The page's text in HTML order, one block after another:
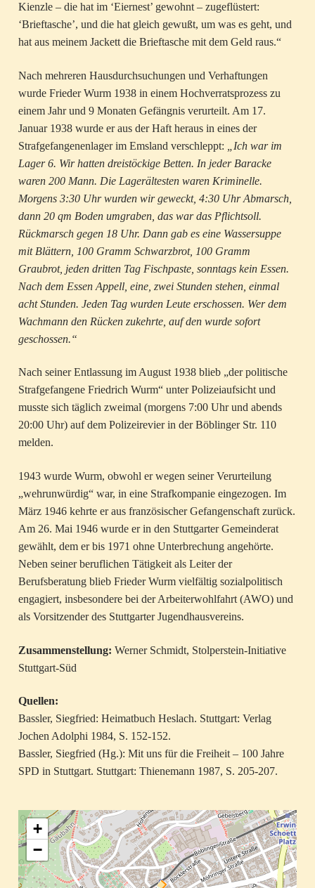
Kienzle – die hat im ‘Eiernest’ gewohnt – zugeflüstert:
‘Brieftasche’, und die hat gleich gewußt, um was es geht, und
hat aus meinem Jackett die Brieftasche mit dem Geld raus.“
Nach mehreren Hausdurchsuchungen und Verhaftungen
wurde Frieder Wurm 1938 in einem Hochverratsprozess zu
einem Jahr und 9 Monaten Gefängnis verurteilt. Am 17.
Januar 1938 wurde er aus der Haft heraus in eines der
Strafgefangenenlager im Emsland verschleppt:
„Ich war im
Lager 6. Wir hatten dreistöckige Betten. In jeder Baracke
waren 200 Mann. Die Lagerältesten waren Kriminelle.
Morgens 3:30 Uhr wurden wir geweckt, 4:30 Uhr Abmarsch,
dann 20 qm Boden umgraben, das war das Pflichtsoll.
Rückmarsch gegen 18 Uhr. Dann gab es eine Wassersuppe
mit Blättern, 100 Gramm Schwarzbrot, 100 Gramm
Graubrot, jeden dritten Tag Fischpaste, sonntags kein Essen.
Nach dem Essen Appell, eine, zwei Stunden stehen, einmal
acht Stunden. Jeden Tag wurden Leute erschossen. Wer dem
Wachmann den Rücken zukehrte, auf den wurde sofort
geschossen.“
Nach seiner Entlassung im August 1938 blieb „der politische
Strafgefangene Friedrich Wurm“ unter Polizeiaufsicht und
musste sich täglich zweimal (morgens 7:00 Uhr und abends
20:00 Uhr) auf dem Polizeirevier in der Böblinger Str. 110
melden.
1943 wurde Wurm, obwohl er wegen seiner Verurteilung
„wehrunwürdig“ war, in eine Strafkompanie eingezogen. Im
März 1946 kehrte er aus französischer Gefangenschaft zurück.
Am 26. Mai 1946 wurde er in den Stuttgarter Gemeinderat
gewählt, dem er bis 1971 ohne Unterbrechung angehörte.
Neben seiner beruflichen Tätigkeit als Leiter der
Berufsberatung blieb Frieder Wurm vielfältig sozialpolitisch
engagiert, insbesondere bei der Arbeiterwohlfahrt (AWO) und
als Vorsitzender des Stuttgarter Jugendhausvereins.
Zusammenstellung: Werner Schmidt, Stolperstein-Initiative
Stuttgart-Süd
Quellen:
Bassler, Siegfried: Heimatbuch Heslach. Stuttgart: Verlag
Jochen Adolphi 1984, S. 152-152.
Bassler, Siegfried (Hg.): Mit uns für die Freiheit – 100 Jahre
SPD in Stuttgart. Stuttgart: Thienemann 1987, S. 205-207.
+
−